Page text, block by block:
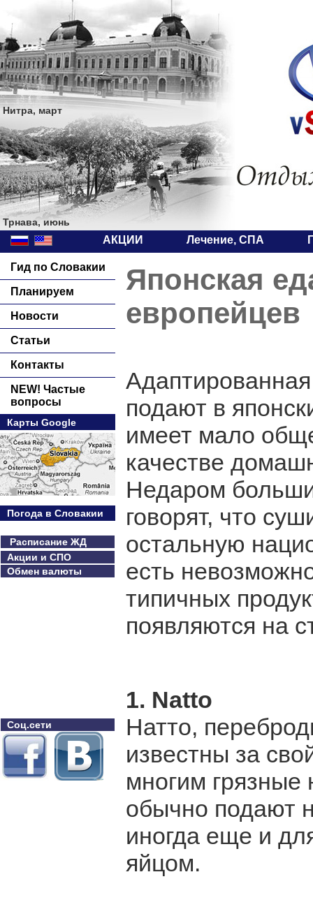
Нитра, март
Трнава, июнь
АКЦИИ Лечение, СПА
Гид по Словакии
Планируем
Новости
Статьи
Контакты
NEW! Частые
вопросы
Карты Google
Погода в Словакии
Расписание ЖД
Акции и СПО
Обмен валюты
Соц.сети
Японская
европейцев
подают в
имеет мало
качестве
Недаром
говорят, что
остальную
есть
типичных
появляются на
1. Natto
Натто,
известны за
многим грязные
обычно подают
иногда еще и
яйцом.